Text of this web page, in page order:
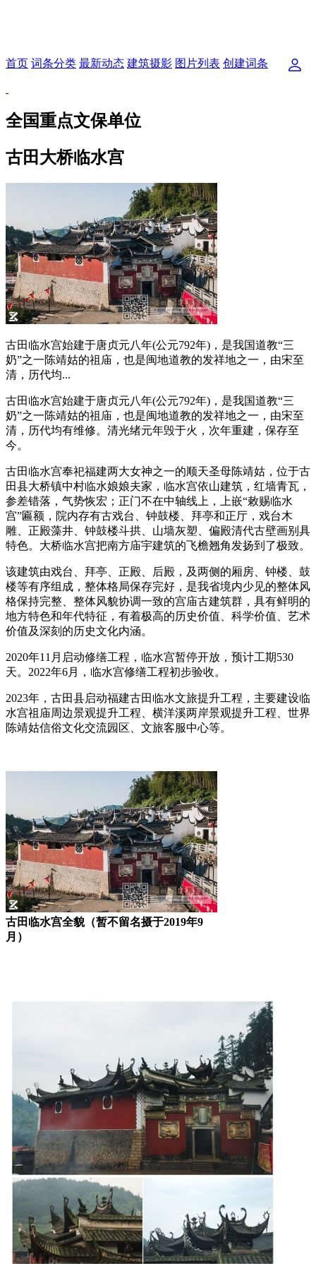
首页 词条分类 最新动态 建筑摄影 图片列表 创建词条
全国重点文保单位
古田大桥临水宫
古田临水宫始建于唐贞元八年(公元792年)，是我国道教“三
奶”之一陈靖姑的祖庙，也是闽地道教的发祥地之一，由宋至
清，历代均...
古田临水宫始建于唐贞元八年(公元792年)，是我国道教“三
奶”之一陈靖姑的祖庙，也是闽地道教的发祥地之一，由宋至
清，历代均有维修。清光绪元年毁于火，次年重建，保存至
今。
古田临水宫奉祀福建两大女神之一的顺天圣母陈靖姑，位于古
田县大桥镇中村临水娘娘夫家，临水宫依山建筑，红墙青瓦，
参差错落，气势恢宏；正门不在中轴线上，上嵌“敕赐临水
宫”匾额，院内存有古戏台、钟鼓楼、拜亭和正厅，戏台木
雕、正殿藻井、钟鼓楼斗拱、山墙灰塑、偏殿清代古壁画别具
特色。大桥临水宫把南方庙宇建筑的飞檐翘角发扬到了极致。
该建筑由戏台、拜亭、正殿、后殿，及两侧的厢房、钟楼、鼓
楼等有序组成，整体格局保存完好，是我省境内少见的整体风
格保持完整、整体风貌协调一致的宫庙古建筑群，具有鲜明的
地方特色和年代特征，有着极高的历史价值、科学价值、艺术
价值及深刻的历史文化内涵。
2020年11月启动修缮工程，临水宫暂停开放，预计工期530
天。2022年6月，临水宫修缮工程初步验收。
2023年，古田县启动福建古田临水文旅提升工程，主要建设临
水宫祖庙周边景观提升工程、横洋溪两岸景观提升工程、世界
陈靖姑信俗文化交流园区、文旅客服中心等。
古田临水宫全貌（暂不留名摄于2019年9
月）